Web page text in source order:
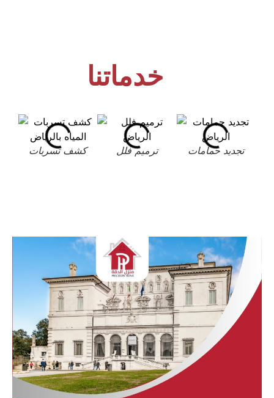
خدماتنا
كشف تسربات ترميم فلل تجديد حمامات